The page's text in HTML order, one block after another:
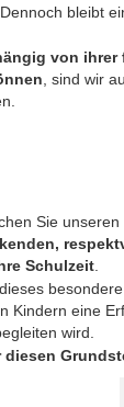
bleibt
von ihrer
, sind wir
Sie unseren
Schulzeit
Kindern eine
wird.
diesen